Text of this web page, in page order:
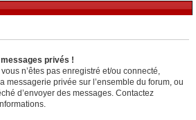
privés !
n’êtes pas enregistré et/ou connecté,
messagerie privée sur l’ensemble du forum, ou
d’envoyer des messages. Contactez